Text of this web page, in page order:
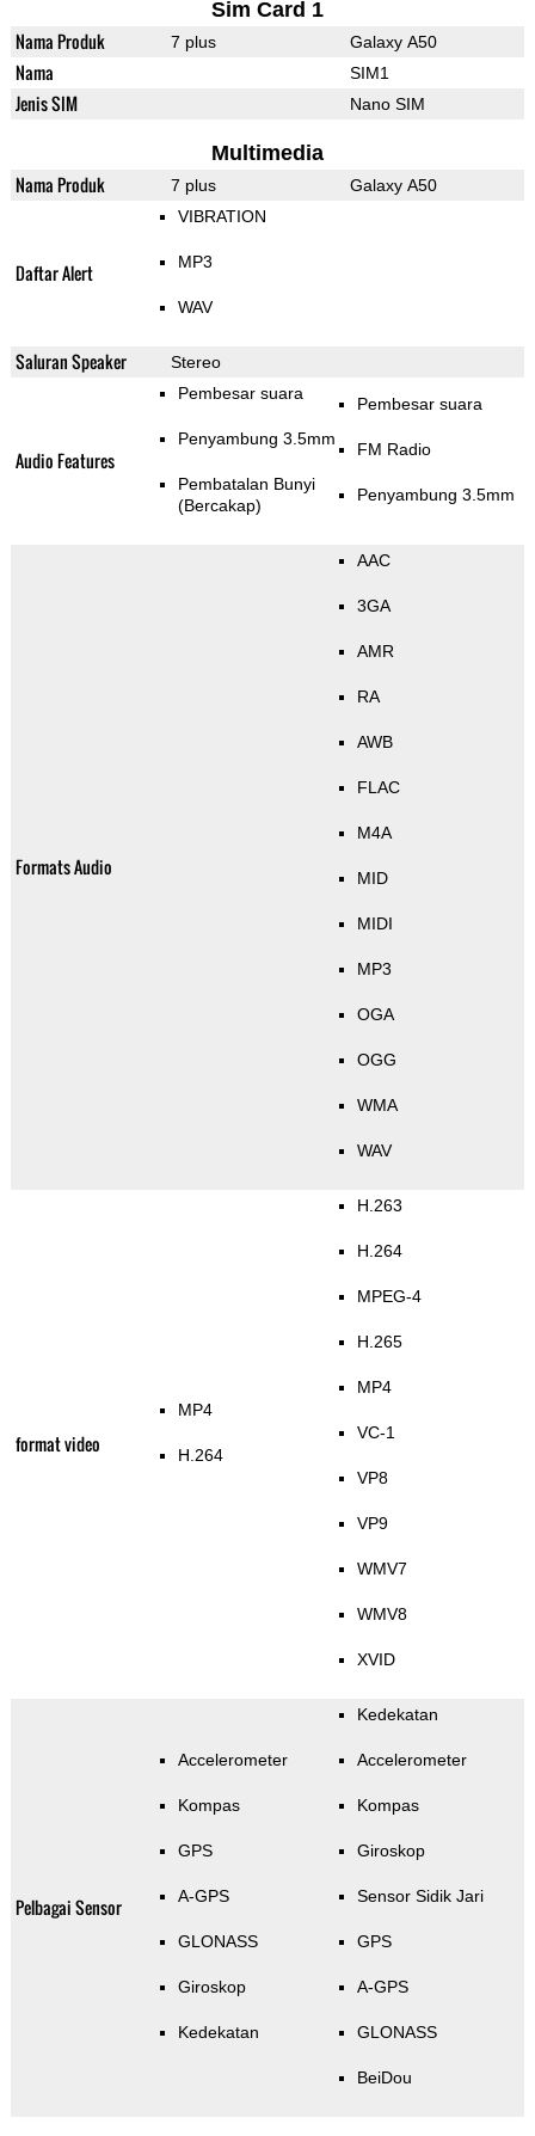
Sim Card 1
Nama Produk 7 plus Galaxy A50
Nama SIM1
Jenis SIM Nano SIM
Multimedia
Nama Produk 7 plus Galaxy A50
Daftar Alert
VIBRATION
MP3
WAV
Saluran Speaker Stereo
Audio Features
Pembesar suara
Penyambung 3.5mm
Pembatalan Bunyi
(Bercakap)
Pembesar suara
FM Radio
Penyambung 3.5mm
Formats Audio
AAC
3GA
AMR
RA
AWB
FLAC
M4A
MID
MIDI
MP3
OGA
OGG
WMA
WAV
format video
MP4
H.264
H.263
H.264
MPEG-4
H.265
MP4
VC-1
VP8
VP9
WMV7
WMV8
XVID
Pelbagai Sensor
Accelerometer
Kompas
GPS
A-GPS
GLONASS
Giroskop
Kedekatan
Kedekatan
Accelerometer
Kompas
Giroskop
Sensor Sidik Jari
GPS
A-GPS
GLONASS
BeiDou